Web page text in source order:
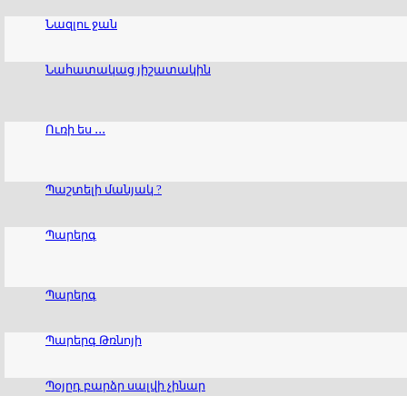
Նազլու ջան
Նահատակաց յիշատակին
Ուռի ես ․․․
Պաշտելի մանյակ ?
Պարերգ
Պարերգ
Պարերգ Թռնոյի
Պօյըդ բարձր սալվի չինար